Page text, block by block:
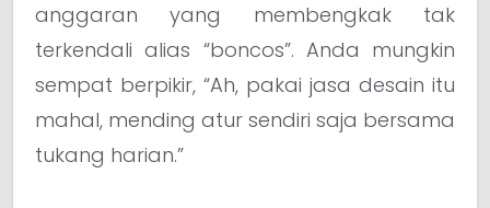
anggaran yang membengkak tak
terkendali alias “boncos”. Anda mungkin
sempat berpikir, “Ah, pakai jasa desain itu
mahal, mending atur sendiri saja bersama
tukang harian.”